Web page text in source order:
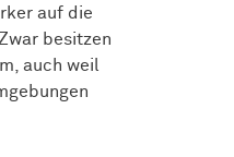
auf die
besitzen
auch weil